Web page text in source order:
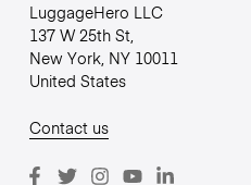
LuggageHero LLC
137 W 25th St,
New York, NY 10011
United States
Contact us